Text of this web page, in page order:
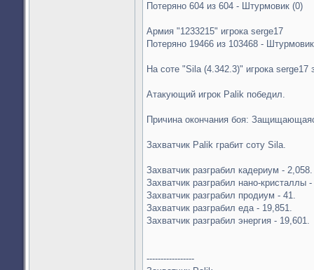
Потеряно 604 из 604 - Штурмовик (0)
Армия "1233215" игрока serge17
Потеряно 19466 из 103468 -
На соте "Sila (4.342.3)" игрока serge17
Атакующий игрок Palik победил.
Причина окончания боя:
Захватчик Palik грабит соту Sila.
Захватчик разграбил кадериум - 2,058.
Захватчик разграбил нано-кристаллы
Захватчик разграбил продиум - 41.
Захватчик разграбил еда - 19,851.
Захватчик разграбил энергия - 19,601.
-----------------